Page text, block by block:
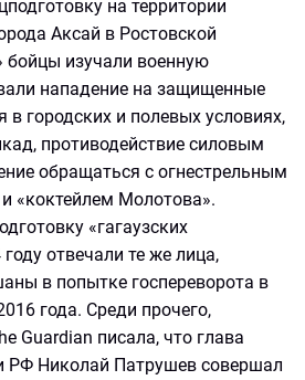
на территории
Аксай в Ростовской
бойцы изучали военную
нападение на защищенные
в городских и полевых условиях,
противодействие силовым
обращаться с огнестрельным
«коктейлем Молотова».
«гагаузских
отвечали те же лица,
в попытке госпереворота в
года. Среди прочего,
Guardian писала, что глава
РФ Николай Патрушев совершал